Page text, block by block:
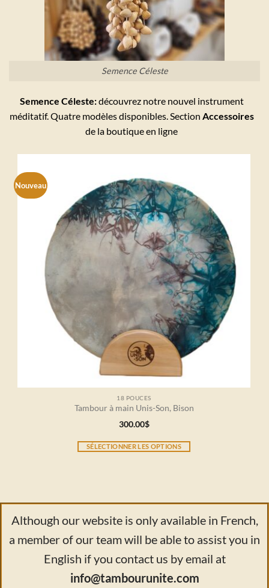
Semence Céleste
Semence Céleste:découvrez notre nouvel instrument
méditatif. Quatre modèles disponibles. Section Accessoires
de la boutique en ligne
Tambour à main Unis-Son, Bison
SÉLECTIONNER LES OPTIONS
Although our website is only available in French,
a member of our team will be able to assist you in
English if you contact us by email at
info@tambourunite.com